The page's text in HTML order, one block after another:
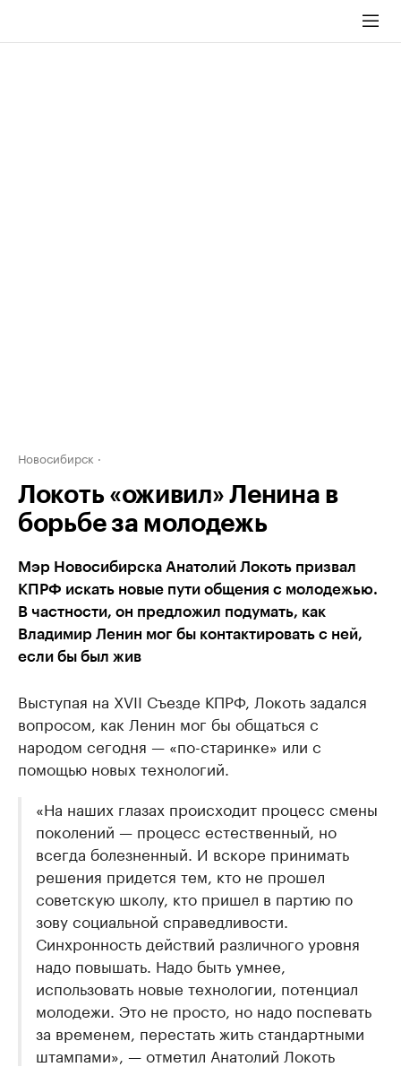
Новосибирск
Локоть «оживил» Ленина в
борьбе за молодежь
Мэр Новосибирска Анатолий Локоть призвал
КПРФ искать новые пути общения с молодежью.
В частности, он предложил подумать, как
Владимир Ленин мог бы контактировать с ней,
если бы был жив
Выступая на XVII Съезде КПРФ, Локоть задался
вопросом, как Ленин мог бы общаться с
народом сегодня — «по-старинке» или с
помощью новых технологий.
«На наших глазах происходит процесс смены
поколений — процесс естественный, но
всегда болезненный. И вскоре принимать
решения придется тем, кто не прошел
советскую школу, кто пришел в партию по
зову социальной справедливости.
Синхронность действий различного уровня
надо повышать. Надо быть умнее,
использовать новые технологии, потенциал
молодежи. Это не просто, но надо поспевать
за временем, перестать жить стандартными
штампами», — отметил Анатолий Локоть